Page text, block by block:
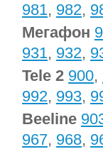
981, 982,
Мегафон
931, 932,
Tele 2 900,
992, 993,
Beeline
967, 968,